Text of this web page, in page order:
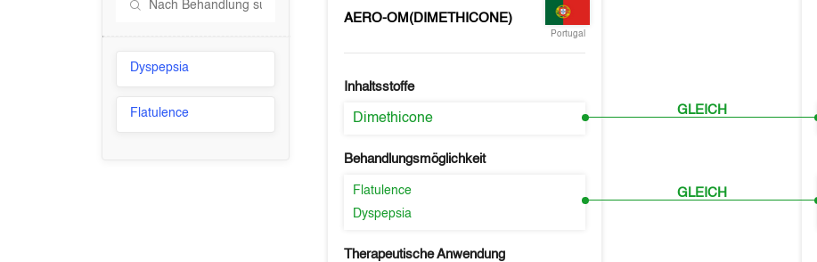
Dyspepsia
Flatulence
AERO-OM(DIMETHICONE)
Portugal
Inhaltsstoffe
Dimethicone
Behandlungsmöglichkeit
Flatulence
Dyspepsia
Therapeutische Anwendung
GLEICH
GLEICH